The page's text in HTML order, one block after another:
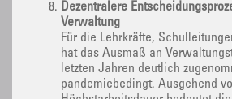
Dezentralere
Verwaltung
Für die Lehrkräfte,
hat das Ausmaß an
letzten Jahren deutlich
pandemiebedingt. Ausgehend